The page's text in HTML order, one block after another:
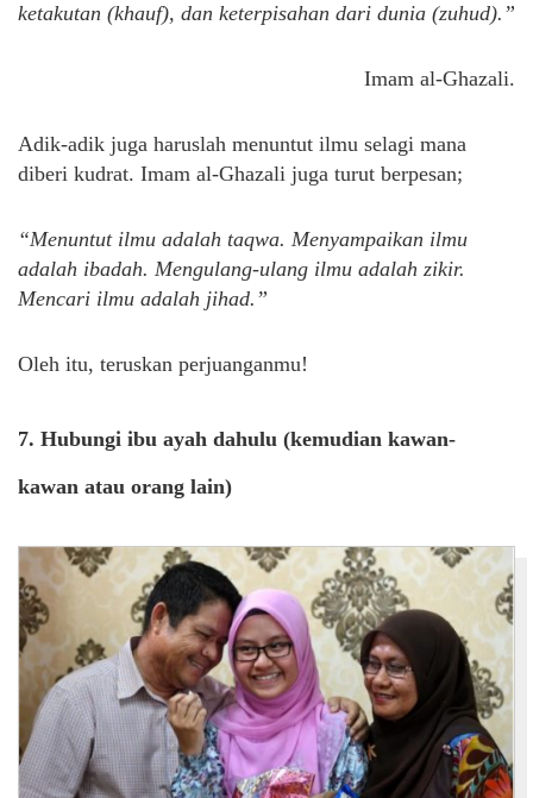
ketakutan (khauf), dan keterpisahan dari dunia (zuhud).”
Imam al-Ghazali.
Adik-adik juga haruslah menuntut ilmu selagi mana
diberi kudrat. Imam al-Ghazali juga turut berpesan;
“Menuntut ilmu adalah taqwa. Menyampaikan ilmu
adalah ibadah. Mengulang-ulang ilmu adalah zikir.
Mencari ilmu adalah jihad.”
Oleh itu, teruskan perjuanganmu!
7. Hubungi ibu ayah dahulu (kemudian kawan-
kawan atau orang lain)